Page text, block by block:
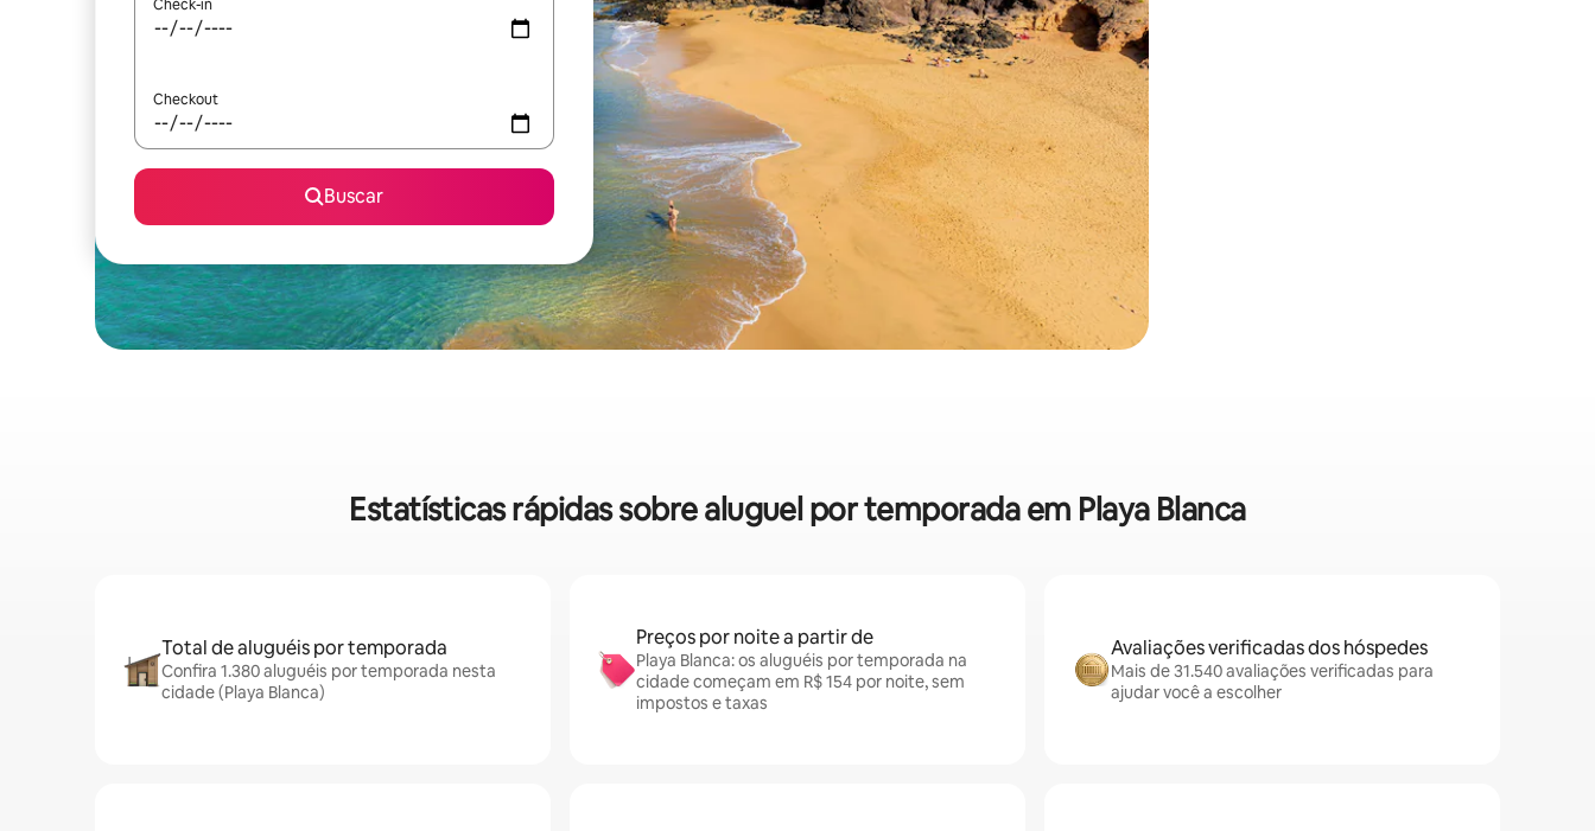
Check-in
Checkout
Buscar
Estatísticas rápidas sobre aluguel por temporada em Playa Blanca
Total de aluguéis por temporada
Confira 1.380 aluguéis por temporada nesta
cidade (Playa Blanca)
Preços por noite a partir de
Playa Blanca: os aluguéis por temporada na
cidade começam em R$ 154 por noite, sem
impostos e taxas
Avaliações verificadas dos hóspedes
Mais de 31.540 avaliações verificadas para
ajudar você a escolher